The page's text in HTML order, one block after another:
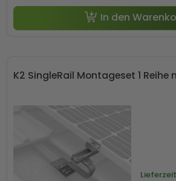
In den
K2 SingleRail Montageset 1 Reihe
Lieferzeit